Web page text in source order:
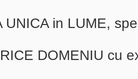
UNICA in LUME,
DOMENIU cu